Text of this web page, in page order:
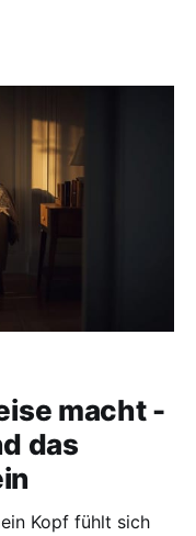
aufgetaucht ist,
Gefühl,
macht -
das
Kopf fühlt sich